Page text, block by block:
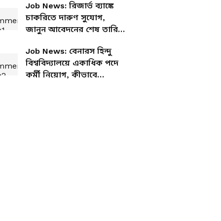
Job News: রিজার্ভ ব্যাঙ্কে
চাকরিতে দারুণ সুযোগ,
জানুন আবেদনের শেষ তারিখ
Job News: বেনারস হিন্দু
বিশ্ববিদ্যালয়ে একাধিক পদে
কর্মী নিয়োগ, কীভাবে